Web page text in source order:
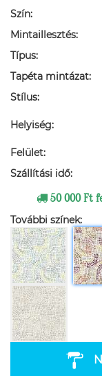
Szín:
Mintaillesztés:
Típus:
Tapéta mintázat:
Stílus:
Helyiség:
Felület:
Szállítási idő:
50 000 Ft
További színek: